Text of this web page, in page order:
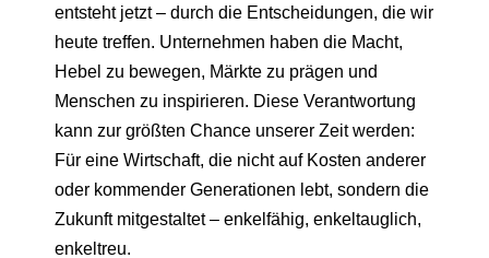
entsteht jetzt – durch die Entscheidungen, die wir
heute treffen. Unternehmen haben die Macht,
Hebel zu bewegen, Märkte zu prägen und
Menschen zu inspirieren. Diese Verantwortung
kann zur größten Chance unserer Zeit werden:
Für eine Wirtschaft, die nicht auf Kosten anderer
oder kommender Generationen lebt, sondern die
Zukunft mitgestaltet – enkelfähig, enkeltauglich,
enkeltreu.